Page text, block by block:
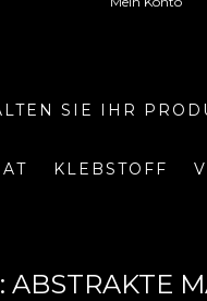
SIE IHR
KLEBSTOFF